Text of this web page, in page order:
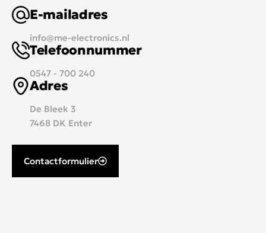
E-mailadres
info@me-electronics.nl
Telefoonnummer
0547 - 700 240
Adres
De Bleek 3
7468 DK Enter
Contactformulier